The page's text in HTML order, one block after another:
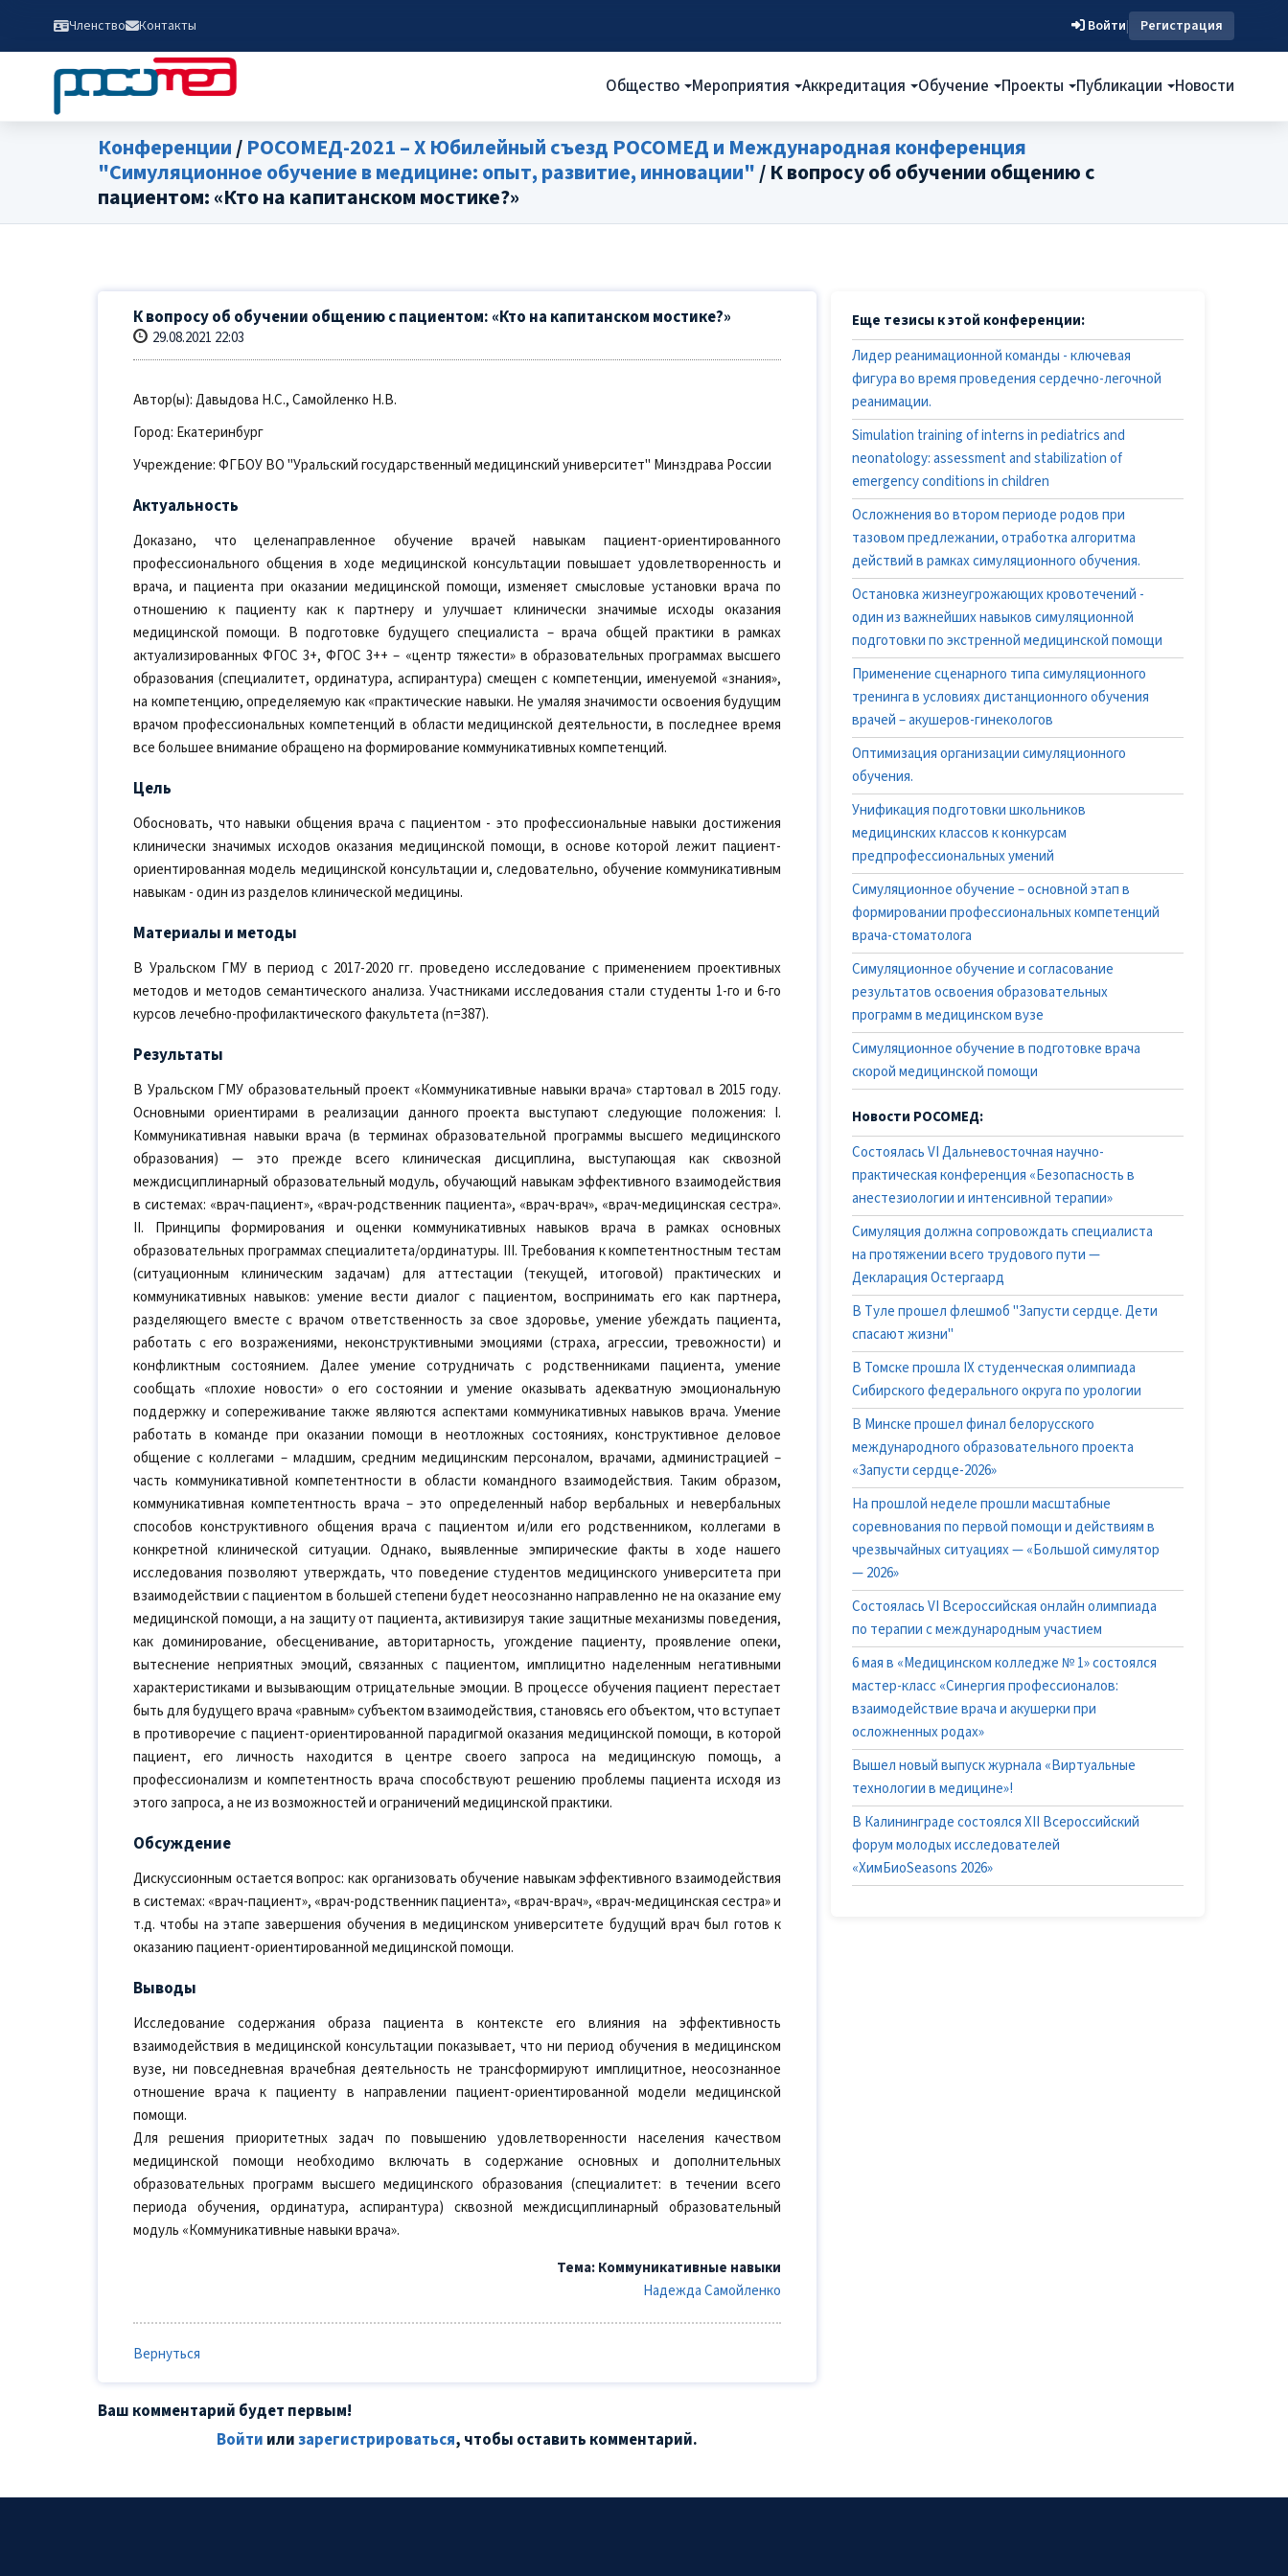
Членство Контакты Войти| Регистрация
Общество Мероприятия Аккредитация Обучение Проекты Публикации Новости
Конференции/РОСОМЕД-2021 – X Юбилейный съезд РОСОМЕД и Международная конференция
"Симуляционное обучение в медицине: опыт, развитие, инновации"/ К вопросу об обучении общению с
пациентом: «Кто на капитанском мостике?»
К вопросу об обучении общению с пациентом: «Кто на капитанском мостике?»
29.08.2021 22:03
Автор(ы): Давыдова Н.С., Самойленко Н.В.
Город: Екатеринбург
Учреждение: ФГБОУ ВО "Уральский государственный медицинский университет" Минздрава России
Актуальность
Доказано, что целенаправленное обучение врачей навыкам пациент-ориентированного
профессионального общения в ходе медицинской консультации повышает удовлетворенность и
врача, и пациента при оказании медицинской помощи, изменяет смысловые установки врача по
отношению к пациенту как к партнеру и улучшает клинически значимые исходы оказания
медицинской помощи. В подготовке будущего специалиста – врача общей практики в рамках
актуализированных ФГОС 3+, ФГОС 3++ – «центр тяжести» в образовательных программах высшего
образования (специалитет, ординатура, аспирантура) смещен с компетенции, именуемой «знания»,
на компетенцию, определяемую как «практические навыки. Не умаляя значимости освоения будущим
врачом профессиональных компетенций в области медицинской деятельности, в последнее время
все большее внимание обращено на формирование коммуникативных компетенций.
Цель
Обосновать, что навыки общения врача с пациентом - это профессиональные навыки достижения
клинически значимых исходов оказания медицинской помощи, в основе которой лежит пациент-
ориентированная модель медицинской консультации и, следовательно, обучение коммуникативным
навыкам - один из разделов клинической медицины.
Материалы и методы
В Уральском ГМУ в период с 2017-2020 гг. проведено исследование с применением проективных
методов и методов семантического анализа. Участниками исследования стали студенты 1-го и 6-го
курсов лечебно-профилактического факультета (n=387).
Результаты
В Уральском ГМУ образовательный проект «Коммуникативные навыки врача» стартовал в 2015 году.
Основными ориентирами в реализации данного проекта выступают следующие положения: I.
Коммуникативная навыки врача (в терминах образовательной программы высшего медицинского
образования) — это прежде всего клиническая дисциплина, выступающая как сквозной
междисциплинарный образовательный модуль, обучающий навыкам эффективного взаимодействия
в системах: «врач-пациент», «врач-родственник пациента», «врач-врач», «врач-медицинская сестра».
II. Принципы формирования и оценки коммуникативных навыков врача в рамках основных
образовательных программах специалитета/ординатуры. III. Требования к компетентностным тестам
(ситуационным клиническим задачам) для аттестации (текущей, итоговой) практических и
коммуникативных навыков: умение вести диалог с пациентом, воспринимать его как партнера,
разделяющего вместе с врачом ответственность за свое здоровье, умение убеждать пациента,
работать с его возражениями, неконструктивными эмоциями (страха, агрессии, тревожности) и
конфликтным состоянием. Далее умение сотрудничать с родственниками пациента, умение
сообщать «плохие новости» о его состоянии и умение оказывать адекватную эмоциональную
поддержку и сопереживание также являются аспектами коммуникативных навыков врача. Умение
работать в команде при оказании помощи в неотложных состояниях, конструктивное деловое
общение с коллегами – младшим, средним медицинским персоналом, врачами, администрацией –
часть коммуникативной компетентности в области командного взаимодействия. Таким образом,
коммуникативная компетентность врача – это определенный набор вербальных и невербальных
способов конструктивного общения врача с пациентом и/или его родственником, коллегами в
конкретной клинической ситуации. Однако, выявленные эмпирические факты в ходе нашего
исследования позволяют утверждать, что поведение студентов медицинского университета при
взаимодействии с пациентом в большей степени будет неосознанно направленно не на оказание ему
медицинской помощи, а на защиту от пациента, активизируя такие защитные механизмы поведения,
как доминирование, обесценивание, авторитарность, угождение пациенту, проявление опеки,
вытеснение неприятных эмоций, связанных с пациентом, имплицитно наделенным негативными
характеристиками и вызывающим отрицательные эмоции. В процессе обучения пациент перестает
быть для будущего врача «равным» субъектом взаимодействия, становясь его объектом, что вступает
в противоречие с пациент-ориентированной парадигмой оказания медицинской помощи, в которой
пациент, его личность находится в центре своего запроса на медицинскую помощь, а
профессионализм и компетентность врача способствуют решению проблемы пациента исходя из
этого запроса, а не из возможностей и ограничений медицинской практики.
Обсуждение
Дискуссионным остается вопрос: как организовать обучение навыкам эффективного взаимодействия
в системах: «врач-пациент», «врач-родственник пациента», «врач-врач», «врач-медицинская сестра» и
т.д. чтобы на этапе завершения обучения в медицинском университете будущий врач был готов к
оказанию пациент-ориентированной медицинской помощи.
Выводы
Исследование содержания образа пациента в контексте его влияния на эффективность
взаимодействия в медицинской консультации показывает, что ни период обучения в медицинском
вузе, ни повседневная врачебная деятельность не трансформируют имплицитное, неосознанное
отношение врача к пациенту в направлении пациент-ориентированной модели медицинской
помощи.
Для решения приоритетных задач по повышению удовлетворенности населения качеством
медицинской помощи необходимо включать в содержание основных и дополнительных
образовательных программ высшего медицинского образования (специалитет: в течении всего
периода обучения, ординатура, аспирантура) сквозной междисциплинарный образовательный
модуль «Коммуникативные навыки врача».
Тема: Коммуникативные навыки
Надежда Самойленко
Вернуться
Ваш комментарий будет первым!
Войти илизарегистрироваться, чтобы оставить комментарий.
Еще тезисы к этой конференции:
Лидер реанимационной команды - ключевая
фигура во время проведения сердечно-легочной
реанимации.
Simulation training of interns in pediatrics and
neonatology: assessment and stabilization of
emergency conditions in children
Осложнения во втором периоде родов при
тазовом предлежании, отработка алгоритма
действий в рамках симуляционного обучения.
Остановка жизнеугрожающих кровотечений -
один из важнейших навыков симуляционной
подготовки по экстренной медицинской помощи
Применение сценарного типа симуляционного
тренинга в условиях дистанционного обучения
врачей – акушеров-гинекологов
Оптимизация организации симуляционного
обучения.
Унификация подготовки школьников
медицинских классов к конкурсам
предпрофессиональных умений
Симуляционное обучение – основной этап в
формировании профессиональных компетенций
врача-стоматолога
Симуляционное обучение и согласование
результатов освоения образовательных
программ в медицинском вузе
Симуляционное обучение в подготовке врача
скорой медицинской помощи
Новости РОСОМЕД:
Состоялась VI Дальневосточная научно-
практическая конференция «Безопасность в
анестезиологии и интенсивной терапии»
Симуляция должна сопровождать специалиста
на протяжении всего трудового пути —
Декларация Остергаард
В Туле прошел флешмоб "Запусти сердце. Дети
спасают жизни"
В Томске прошла IX студенческая олимпиада
Сибирского федерального округа по урологии
В Минске прошел финал белорусского
международного образовательного проекта
«Запусти сердце-2026»
На прошлой неделе прошли масштабные
соревнования по первой помощи и действиям в
чрезвычайных ситуациях — «Большой симулятор
— 2026»
Состоялась VI Всероссийская онлайн олимпиада
по терапии с международным участием
6 мая в «Медицинском колледже № 1» состоялся
мастер-класс «Синергия профессионалов:
взаимодействие врача и акушерки при
осложненных родах»
Вышел новый выпуск журнала «Виртуальные
технологии в медицине»!
В Калининграде состоялся XII Всероссийский
форум молодых исследователей
«ХимБиоSeasons 2026»